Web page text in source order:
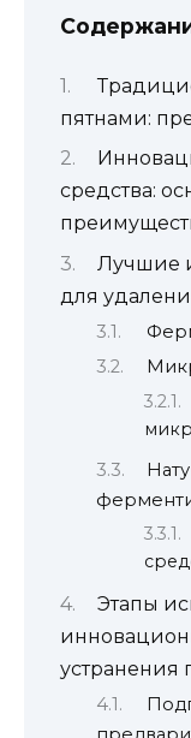
пятнами:
средства:
Лучшие
для
Этапы
устранения